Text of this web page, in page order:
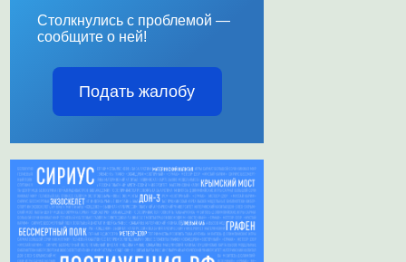
Столкнулись с проблемой —
сообщите о ней!
Подать жалобу